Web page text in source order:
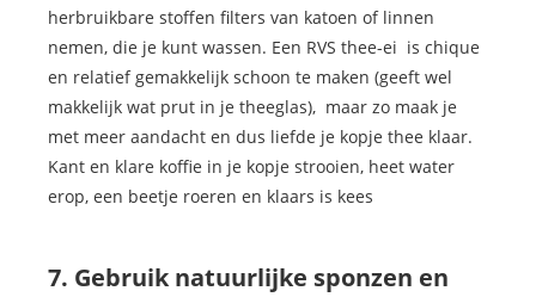
herbruikbare stoffen filters van katoen of linnen
nemen, die je kunt wassen. Een RVS thee-ei is chique
en relatief gemakkelijk schoon te maken (geeft wel
makkelijk wat prut in je theeglas), maar zo maak je
met meer aandacht en dus liefde je kopje thee klaar.
Kant en klare koffie in je kopje strooien, heet water
erop, een beetje roeren en klaars is kees
7. Gebruik natuurlijke sponzen en